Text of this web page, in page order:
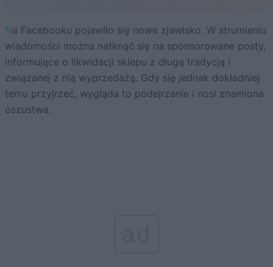
Na Facebooku pojawiło się nowe zjawisko. W strumieniu
wiadomości można natknąć się na sponsorowane posty,
informujące o likwidacji sklepu z długą tradycją i
związanej z nią wyprzedażą. Gdy się jednak dokładniej
temu przyjrzeć, wygląda to podejrzanie i nosi znamiona
oszustwa.